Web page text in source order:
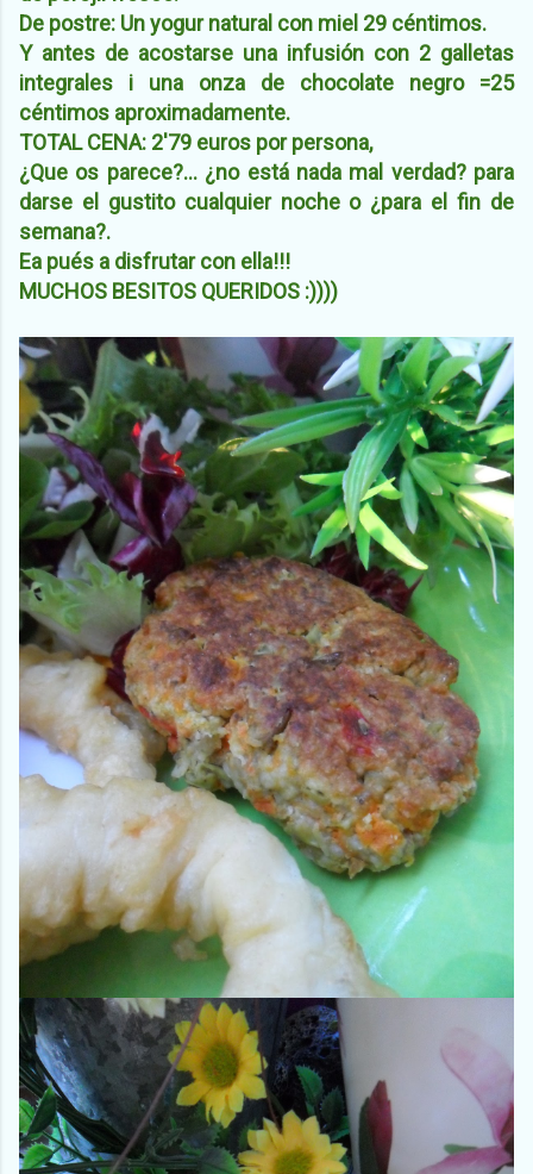
De postre: Un yogur natural con miel 29 céntimos.
Y antes de acostarse una infusión con 2 galletas
integrales i una onza de chocolate negro =25
céntimos aproximadamente.
TOTAL CENA: 2'79 euros por persona,
¿Que os parece?... ¿no está nada mal verdad? para
darse el gustito cualquier noche o ¿para el fin de
semana?.
Ea pués a disfrutar con ella!!!
MUCHOS BESITOS QUERIDOS :))))